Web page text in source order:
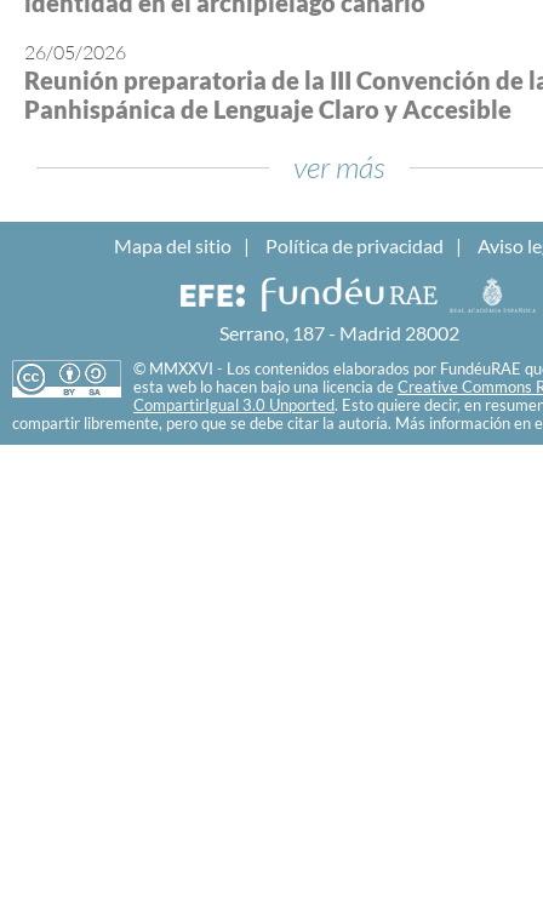
26/05/2026
Reunión preparatoria de la III Convención de
Panhispánica de Lenguaje Claro y Accesible
ver más
Mapa del sitio Política de privacidad Aviso
Serrano, 187 - Madrid 28002
© MMXXVI - Los contenidos elaborados por FundéuRAE
esta web lo hacen bajo una licencia de Creative Commons
CompartirIgual 3.0 Unported. Esto quiere decir, en
compartir libremente, pero que se debe citar la autoría. Más información en